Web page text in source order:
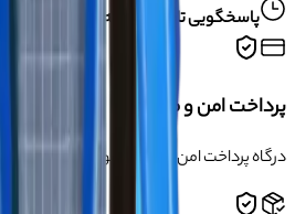
پاسخگویی تلفنی از شنبه تا پنجشنبه ساعت ۱۰ الی ۱۹
پرداخت امن و مطمئن
درگاه پرداخت امن و دارای مجوز اینماد